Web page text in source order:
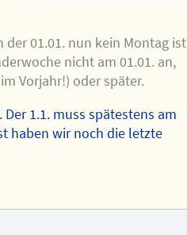
der 01.01. nun kein Montag
nicht am 01.01. an,
Vorjahr!) oder später.
1.1. muss spätestens am
haben wir noch die letzte